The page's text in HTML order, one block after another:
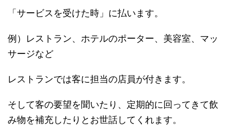
「サービスを受けた時」に払います。
例）レストラン、ホテルのポーター、美容室、マッ
サージなど
レストランでは客に担当の店員が付きます。
そして客の要望を聞いたり、定期的に回ってきて飲
み物を補充したりとお世話してくれます。